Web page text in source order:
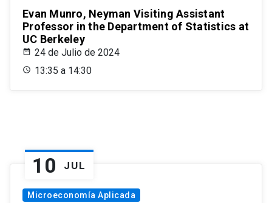
Evan Munro, Neyman Visiting Assistant
Professor in the Department of Statistics at
UC Berkeley
24 de Julio de 2024
13:35 a 14:30
10 JUL
Microeconomía Aplicada